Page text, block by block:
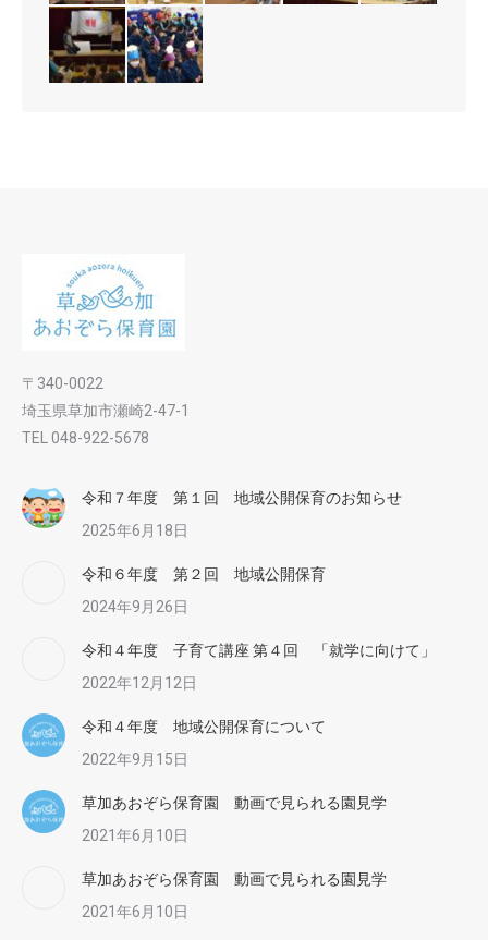
〒340-0022
埼玉県草加市瀬崎2-47-1
TEL 048-922-5678
令和７年度 第１回 地域公開保育のお知らせ
2025年6月18日
令和６年度 第２回 地域公開保育
2024年9月26日
令和４年度 子育て講座 第４回 「就学に向けて」
2022年12月12日
令和４年度 地域公開保育について
2022年9月15日
草加あおぞら保育園 動画で見られる園見学
2021年6月10日
草加あおぞら保育園 動画で見られる園見学
2021年6月10日